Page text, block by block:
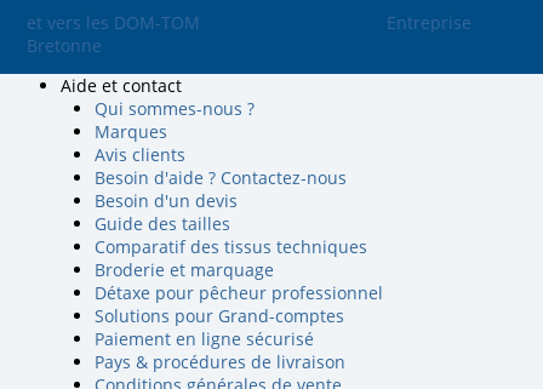
et vers les DOM-TOM
Entreprise
Bretonne
Aide et contact
Qui sommes-nous ?
Marques
Avis clients
Besoin d'aide ? Contactez-nous
Besoin d'un devis
Guide des tailles
Comparatif des tissus techniques
Broderie et marquage
Détaxe pour pêcheur professionnel
Solutions pour Grand-comptes
Paiement en ligne sécurisé
Pays & procédures de livraison
Conditions générales de vente